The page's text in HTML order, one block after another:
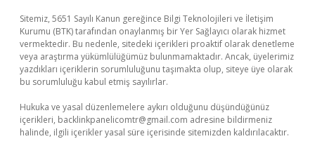
Sitemiz, 5651 Sayılı Kanun gereğince Bilgi Teknolojileri ve İletişim
Kurumu (BTK) tarafından onaylanmış bir Yer Sağlayıcı olarak hizmet
vermektedir. Bu nedenle, sitedeki içerikleri proaktif olarak denetleme
veya araştırma yükümlülüğümüz bulunmamaktadır. Ancak, üyelerimiz
yazdıkları içeriklerin sorumluluğunu taşımakta olup, siteye üye olarak
bu sorumluluğu kabul etmiş sayılırlar.
Hukuka ve yasal düzenlemelere aykırı olduğunu düşündüğünüz
içerikleri, backlinkpanelicomtr@gmail.com adresine bildirmeniz
halinde, ilgili içerikler yasal süre içerisinde sitemizden kaldırılacaktır.